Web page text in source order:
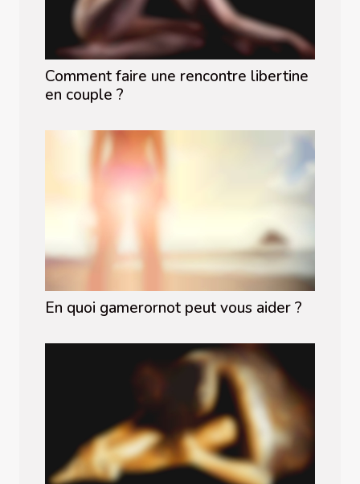
Comment faire une rencontre libertine
en couple ?
En quoi gamerornot peut vous aider ?